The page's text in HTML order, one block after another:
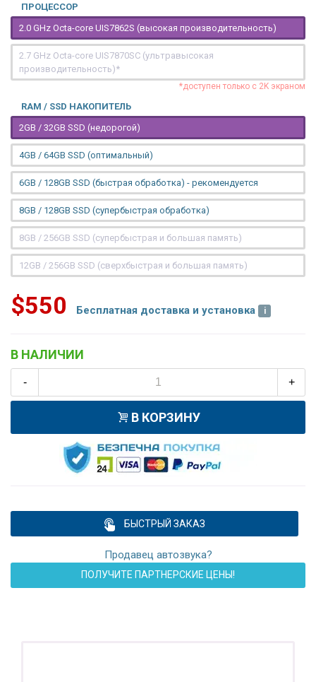
ПРОЦЕССОР
2.0 GHz Octa-core UIS7862S (высокая производительность)
2.7 GHz Octa-core UIS7870SC (ультравысокая
производительность)*
*доступен только с 2K экраном
RAM / SSD НАКОПИТЕЛЬ
2GB / 32GB SSD (недорогой)
4GB / 64GB SSD (оптимальный)
6GB / 128GB SSD (быстрая обработка) - рекомендуется
8GB / 128GB SSD (супербыстрая обработка)
8GB / 256GB SSD (супербыстрая и большая память)
12GB / 256GB SSD (сверхбыстрая и большая память)
$550 Бесплатная доставка и установка
В НАЛИЧИИ
- +
В КОРЗИНУ
БЫСТРЫЙ ЗАКАЗ
Продавец автозвука?
ПОЛУЧИТЕ ПАРТНЕРСКИЕ ЦЕНЫ!